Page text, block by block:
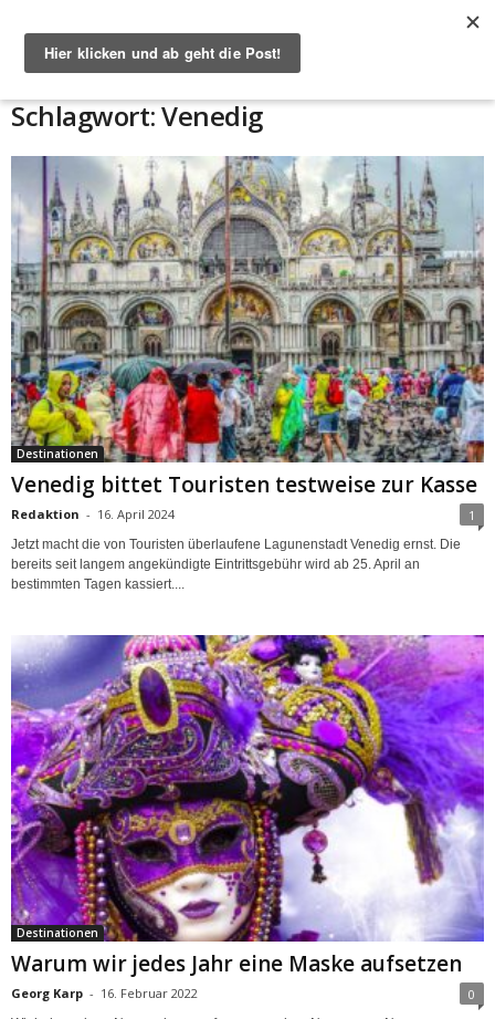
Schlagwort: Venedig
Destinationen
Venedig bittet Touristen testweise zur Kasse
Redaktion - 16. April 2024 1
Jetzt macht die von Touristen überlaufene Lagunenstadt Venedig ernst. Die
bereits seit langem angekündigte Eintrittsgebühr wird ab 25. April an
bestimmten Tagen kassiert....
Destinationen
Warum wir jedes Jahr eine Maske aufsetzen
Georg Karp - 16. Februar 2022 0